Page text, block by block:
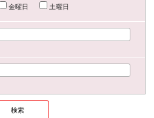
金曜日 土曜日